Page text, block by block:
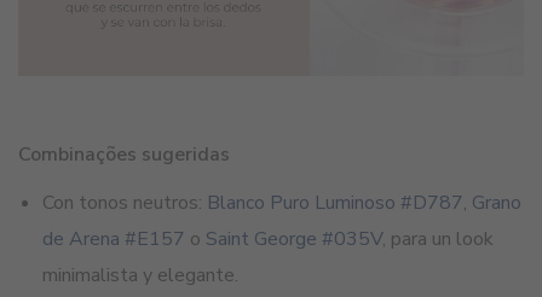
Combinações sugeridas
Con tonos neutros: Blanco Puro Luminoso #D787, Grano
de Arena #E157 o Saint George #035V, para un look
minimalista y elegante.